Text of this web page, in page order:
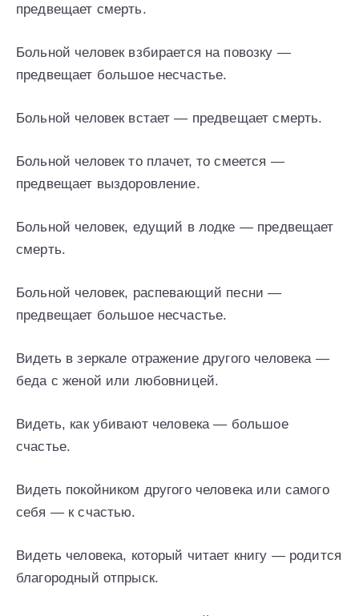
предвещает смерть.
Больной человек взбирается на повозку —
предвещает большое несчастье.
Больной человек встает — предвещает смерть.
Больной человек то плачет, то смеется —
предвещает выздоровление.
Больной человек, едущий в лодке — предвещает
смерть.
Больной человек, распевающий песни —
предвещает большое несчастье.
Видеть в зеркале отражение другого человека —
беда с женой или любовницей.
Видеть, как убивают человека — большое
счастье.
Видеть покойником другого человека или самого
себя — к счастью.
Видеть человека, который читает книгу — родится
благородный отпрыск.